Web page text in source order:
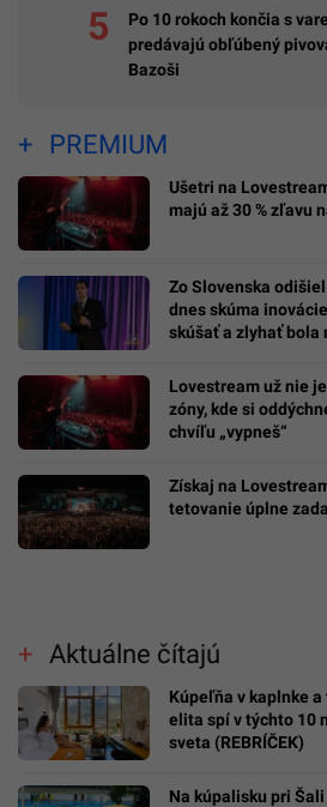
Po 10 rokoch končia s
predávajú obľúbený
Bazoši
PREMIUM
Ušetri na
majú až 30 % zľavu
Zo Slovenska
dnes skúma
skúšať a zlyhať bola
Lovestream už nie
zóny, kde si
chvíľu „vypneš“
Získaj na
tetovanie úplne
Aktuálne čítajú
Kúpeľňa v kaplnke
elita spí v týchto 10
sveta (REBRÍČEK)
Na kúpalisku pri